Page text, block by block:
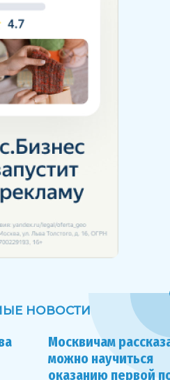
НОВОСТИ
Москвичам
можно научиться
оказанию первой